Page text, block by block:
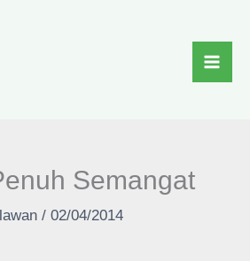
Semangat
/ 02/04/2014